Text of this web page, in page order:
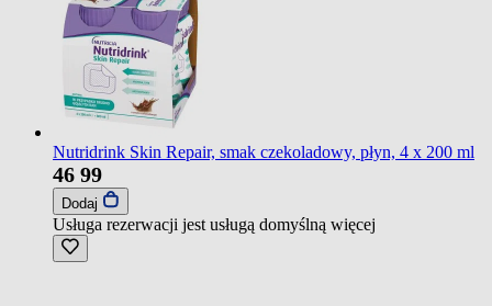
Nutridrink Skin Repair, smak czekoladowy, płyn, 4 x 200 ml
46 99
Dodaj
Usługa rezerwacji jest usługą domyślną więcej